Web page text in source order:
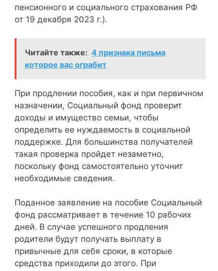
пенсионного и социального страхования РФ
от 19 декабря 2023 г.).
Читайте также: 4 признака письма
которое вас ограбит
При продлении пособия, как и при первичном
назначении, Социальный фонд проверит
доходы и имущество семьи, чтобы
определить ее нуждаемость в социальной
поддержке. Для большинства получателей
такая проверка пройдет незаметно,
поскольку фонд самостоятельно уточнит
необходимые сведения.
Поданное заявление на пособие Социальный
фонд рассматривает в течение 10 рабочих
дней. В случае успешного продления
родители будут получать выплату в
привычные для себя сроки, в которые
средства приходили до этого. При